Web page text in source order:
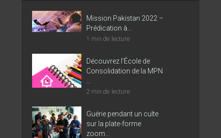
Mission Pakistan 2022 –
Prédication à...
1 min de lecture
Découvrez l’École de
Consolidation de la MPN
2 min de lecture
Guérie pendant un culte
sur la plate-forme
zoom...